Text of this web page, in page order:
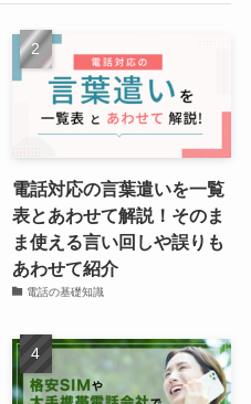
電話対応の言葉遣いを一覧
表とあわせて解説！そのま
ま使える言い回しや誤りも
あわせて紹介
電話の基礎知識